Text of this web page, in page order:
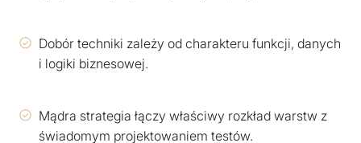
Dobór techniki zależy od charakteru funkcji, danych
i logiki biznesowej.
Mądra strategia łączy właściwy rozkład warstw z
świadomym projektowaniem testów.